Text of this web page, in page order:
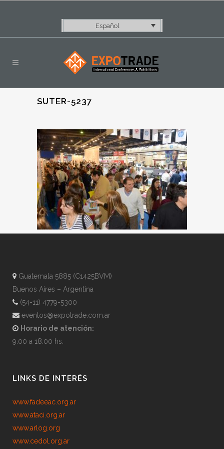
Español
SUTER-5237
Guatemala 5885 (C1425BVM)
Buenos Aires – Argentina
(54-11) 4779-5300
eventos@expotrade.com.ar
Horario de atención:
9:00 a 18:00 hs.
LINKS DE INTERÉS
www.fadeeac.org.ar
www.ataci.org.ar
www.arlog.org
www.cedol.org.ar